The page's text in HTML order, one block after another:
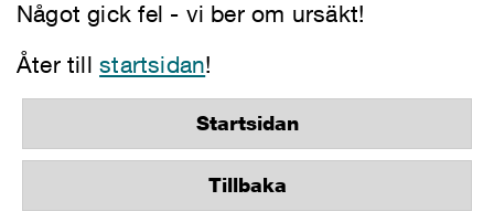
Något gick fel - vi ber om ursäkt!
Åter tillstartsidan!
Startsidan
Tillbaka